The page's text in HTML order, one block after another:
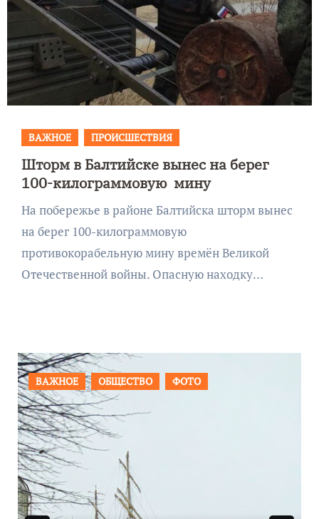
ВАЖНОЕ ПРОИСШЕСТВИЯ
Шторм в Балтийске вынес на берег
100-килограммовую мину
На побережье в районе Балтийска шторм вынес
на берег 100-килограммовую
противокорабельную мину времён Великой
Отечественной войны. Опасную находку…
ВАЖНОЕ ОБЩЕСТВО ФОТО